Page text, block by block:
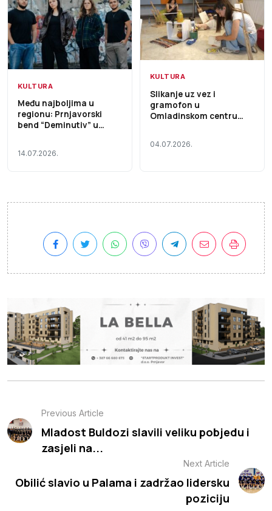
KULTURA
Među najboljima u
regionu: Prnjavorski
bend “Deminutiv” u
14.07.2026.
KULTURA
Slikanje uz vez i
gramofon u
Omladinskom centru
04.07.2026.
Previous Article
Mladost Buldozi slavili veliku pobjedu i
zasjeli na...
Next Article
Obilić slavio u Palama i zadržao lidersku
poziciju